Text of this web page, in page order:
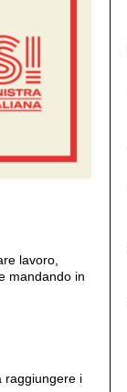
lavoro,
mandando in
raggiungere i